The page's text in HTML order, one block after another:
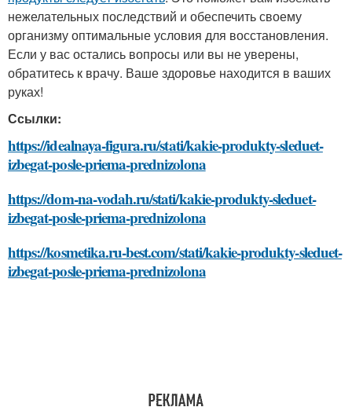
нежелательных последствий и обеспечить своему
организму оптимальные условия для восстановления.
Если у вас остались вопросы или вы не уверены,
обратитесь к врачу. Ваше здоровье находится в ваших
руках!
Ссылки:
https://idealnaya-figura.ru/stati/kakie-produkty-sleduet-
izbegat-posle-priema-prednizolona
https://dom-na-vodah.ru/stati/kakie-produkty-sleduet-
izbegat-posle-priema-prednizolona
https://kosmetika.ru-best.com/stati/kakie-produkty-sleduet-
izbegat-posle-priema-prednizolona